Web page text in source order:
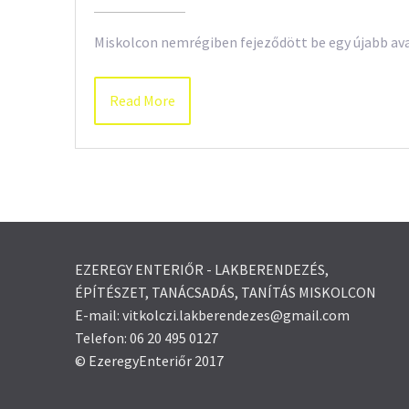
Miskolcon nemrégiben fejeződött be egy újabb
Read More
EZEREGY ENTERIŐR - LAKBERENDEZÉS,
ÉPÍTÉSZET, TANÁCSADÁS, TANÍTÁS MISKOLCON
E-mail: vitkolczi.lakberendezes@gmail.com
Telefon: 06 20 495 0127
© EzeregyEnteriőr 2017